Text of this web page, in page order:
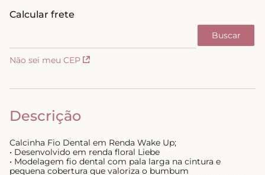
Não sei meu CEP
Descrição
Calcinha Fio Dental em Renda Wake Up;
• Desenvolvido em renda floral Liebe
• Modelagem fio dental com pala larga na cintura e
pequena cobertura que valoriza o bumbum